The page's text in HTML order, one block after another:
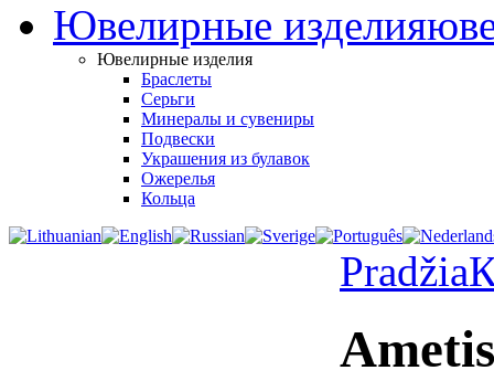
Ювелирные изделия
Ювелирные изделия
Браслеты
Серьги
Минералы и сувениры
Подвески
Украшения из булавок
Ожерелья
Кольца
Pradžia